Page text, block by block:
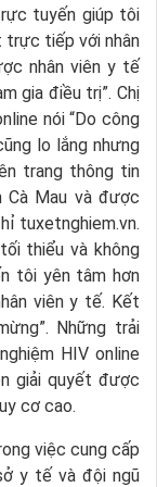
tuyến giúp tôi
trực tiếp với nhân
nhân viên y tế
gia điều trị”. Chị
nói “Do công
lo lắng nhưng
trang thông tin
Mau và được
tuxetnghiem.vn.
thiểu và không
tôi yên tâm hơn
viên y tế. Kết
Những trải
HIV online
giải quyết được
cơ cao.
việc cung cấp
y tế và đội ngũ